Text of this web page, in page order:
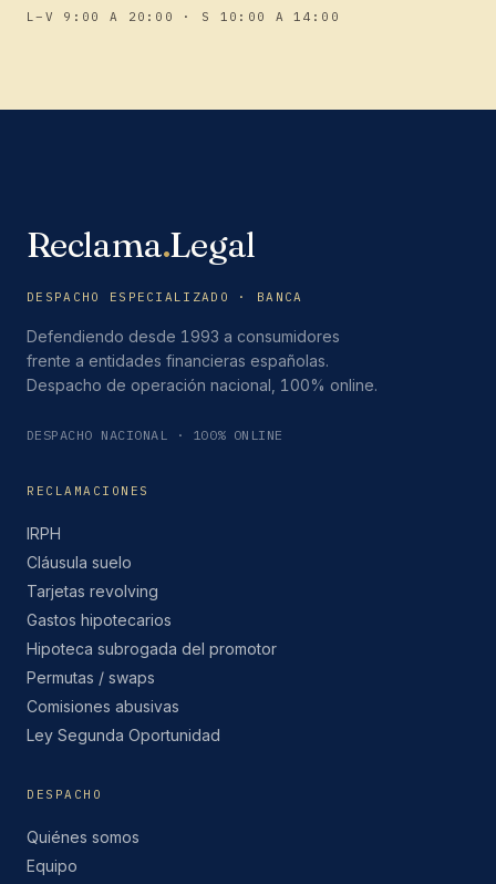
L–V 9:00 A 20:00 · S 10:00 A 14:00
Reclama.Legal
DESPACHO ESPECIALIZADO · BANCA
Defendiendo desde 1993 a consumidores
frente a entidades financieras españolas.
Despacho de operación nacional, 100% online.
DESPACHO NACIONAL · 100% ONLINE
RECLAMACIONES
IRPH
Cláusula suelo
Tarjetas revolving
Gastos hipotecarios
Hipoteca subrogada del promotor
Permutas / swaps
Comisiones abusivas
Ley Segunda Oportunidad
DESPACHO
Quiénes somos
Equipo